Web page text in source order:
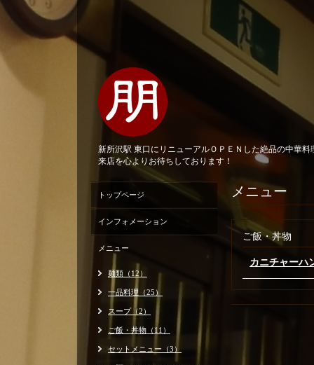
新所沢駅 東口にリニューアルＯＰＥＮした絶品の中華
来店を心よりお待ちしております！
メニュー
ご飯・丼物
カニチャーハ
トップページ
インフォメーション
メニュー
麺類（12）
一品料理（25）
スープ（2）
ご飯・丼物（11）
セットメニュー（3）